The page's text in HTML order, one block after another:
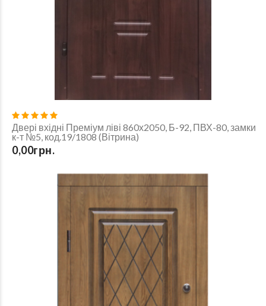
Двері вхідні Преміум ліві 860х2050, Б-92, ПВХ-80, замки
к-т №5, код.19/1808 (Вітрина)
0,00грн.